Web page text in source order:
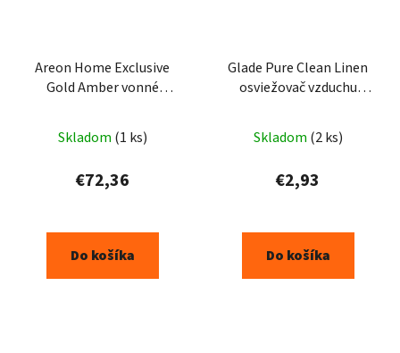
Areon Home Exclusive
Gold Amber vonné
Skladom (1 ks)
€72,36
Do košíka
Glade Pure Clean Linen
osviežovač vzduchu
Skladom (2 ks)
€2,93
Do košíka